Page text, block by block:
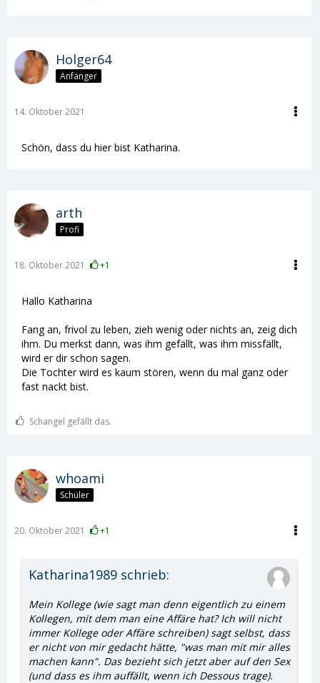
Holger64
Anfänger
14. Oktober 2021
Schön, dass du hier bist Katharina.
arth
Profi
18. Oktober 2021 +1
Hallo Katharina
Fang an, frivol zu leben, zieh wenig oder nichts an, zeig dich
ihm. Du merkst dann, was ihm gefällt, was ihm missfällt,
wird er dir schon sagen.
Die Tochter wird es kaum stören, wenn du mal ganz oder
fast nackt bist.
Schangel gefällt das.
whoami
Schüler
20. Oktober 2021 +1
Katharina1989 schrieb:
Mein Kollege (wie sagt man denn eigentlich zu einem
Kollegen, mit dem man eine Affäre hat? Ich will nicht
immer Kollege oder Affäre schreiben) sagt selbst, dass
er nicht von mir gedacht hätte, "was man mit mir alles
machen kann". Das bezieht sich jetzt aber auf den Sex
(und dass es ihm auffällt, wenn ich Dessous trage).